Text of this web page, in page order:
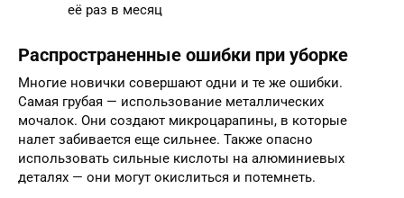
её раз в месяц
Распространенные ошибки при уборке
Многие новички совершают одни и те же ошибки.
Самая грубая — использование металлических
мочалок. Они создают микроцарапины, в которые
налет забивается еще сильнее. Также опасно
использовать сильные кислоты на алюминиевых
деталях — они могут окислиться и потемнеть.